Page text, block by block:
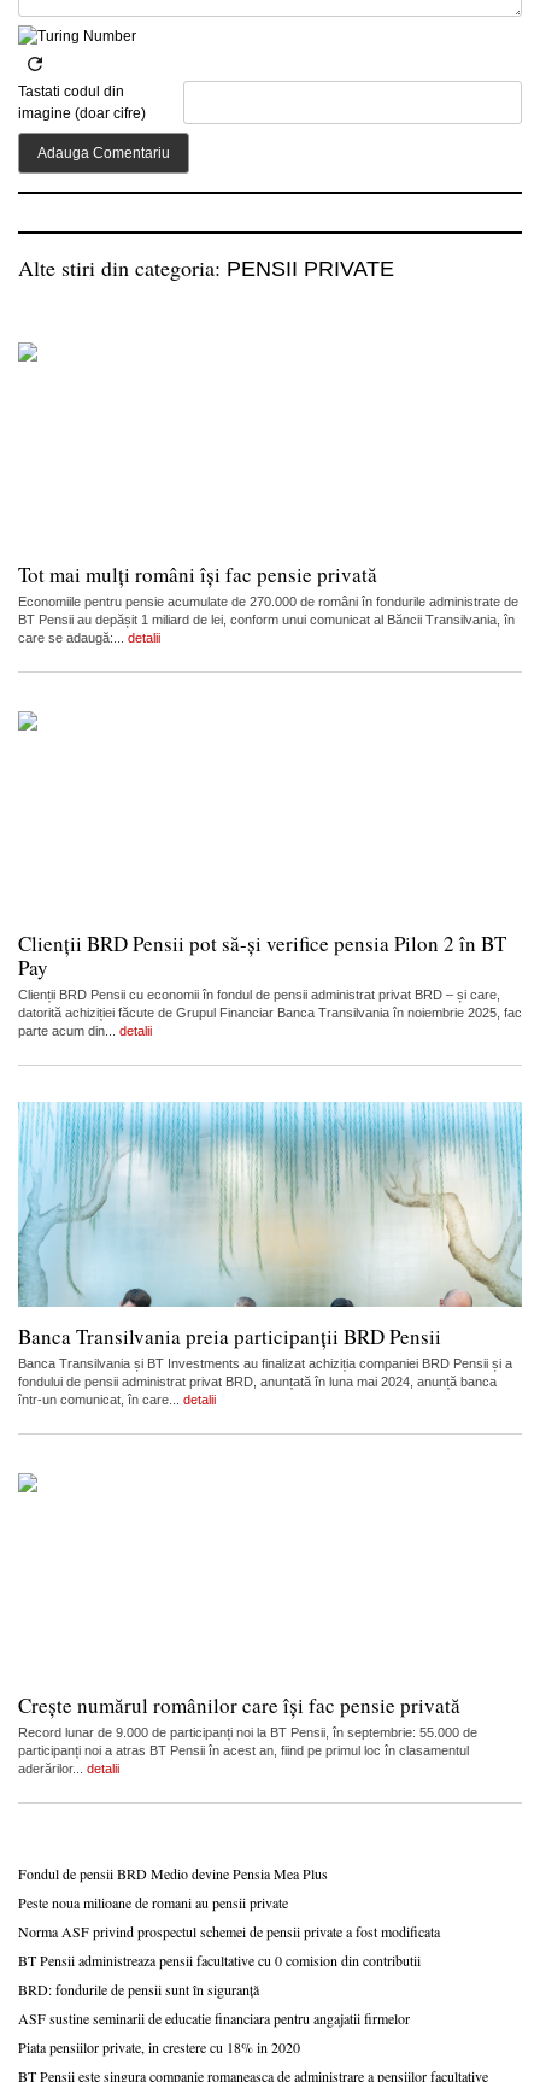
Tastati codul din
imagine (doar cifre)
Alte stiri din categoria: PENSII PRIVATE
Tot mai mulți români își fac pensie privată
Economiile pentru pensie acumulate de 270.000 de români în fondurile administrate de
BT Pensii au depășit 1 miliard de lei, conform unui comunicat al Băncii Transilvania, în
care se adaugă:... detalii
Clienții BRD Pensii pot să-și verifice pensia Pilon 2 în BT
Pay
Clienții BRD Pensii cu economii în fondul de pensii administrat privat BRD – și care,
datorită achiziției făcute de Grupul Financiar Banca Transilvania în noiembrie 2025, fac
parte acum din... detalii
Banca Transilvania preia participanții BRD Pensii
Banca Transilvania și BT Investments au finalizat achiziția companiei BRD Pensii și a
fondului de pensii administrat privat BRD, anunțată în luna mai 2024, anunță banca
într-un comunicat, în care... detalii
Crește numărul românilor care își fac pensie privată
Record lunar de 9.000 de participanți noi la BT Pensii, în septembrie: 55.000 de
participanți noi a atras BT Pensii în acest an, fiind pe primul loc în clasamentul
aderărilor... detalii
Fondul de pensii BRD Medio devine Pensia Mea Plus
Peste noua milioane de romani au pensii private
Norma ASF privind prospectul schemei de pensii private a fost modificata
BT Pensii administreaza pensii facultative cu 0 comision din contributii
BRD: fondurile de pensii sunt în siguranță
ASF sustine seminarii de educatie financiara pentru angajatii firmelor
Piata pensiilor private, in crestere cu 18% in 2020
BT Pensii este singura companie romaneasca de administrare a pensiilor facultative